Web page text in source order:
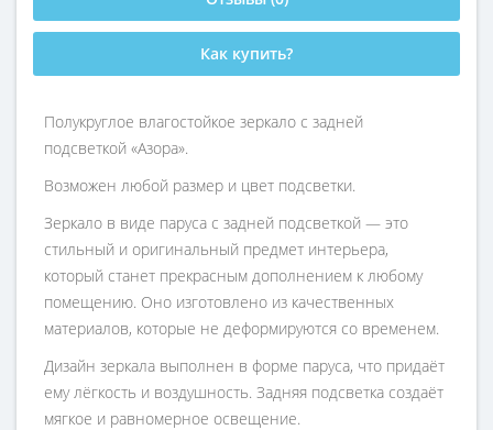
Как купить?
Полукруглое влагостойкое зеркало с задней
подсветкой «Азора».
Возможен любой размер и цвет подсветки.
Зеркало в виде паруса с задней подсветкой — это
стильный и оригинальный предмет интерьера,
который станет прекрасным дополнением к любому
помещению. Оно изготовлено из качественных
материалов, которые не деформируются со временем.
Дизайн зеркала выполнен в форме паруса, что придаёт
ему лёгкость и воздушность. Задняя подсветка создаёт
мягкое и равномерное освещение.